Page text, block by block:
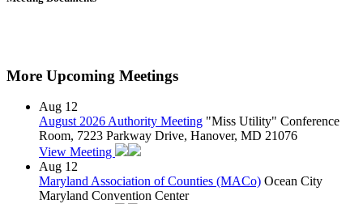
More Upcoming Meetings
Aug 12
August 2026 Authority Meeting "Miss Utility" Conference
Room, 7223 Parkway Drive, Hanover, MD 21076
View Meeting
Aug 12
Maryland Association of Counties (MACo) Ocean City
Maryland Convention Center